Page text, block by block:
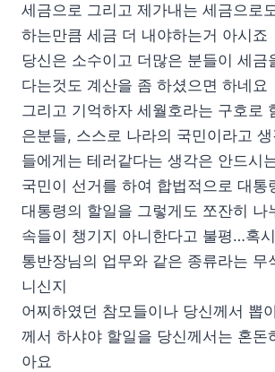
세금으로 그리고 제가내는 세금으로
하는만큼 세금 더 내야하는거 아시죠
당신은 소수이고 더많은 분들이 세금
다는것도 계산을 좀 하셨으면 하네요
그리고 기억하자 세월호라는 구호로
은분들, 스스로 나라의 국민이라고
들에게는 테러같다는 생각은 안드시
국민이 선거를 하여 합법적으로 대통
대통령의 할일을 그렇게도 쪼잔히 나
속들이 챙기지 아니한다고 불평…혹
통반장님의 업무와 같은 종류라는 무
니신지
어찌하였던 참모들이나 당신께서 뽑
께서 하샤야 할일을 당신께서는 혼돈
아요